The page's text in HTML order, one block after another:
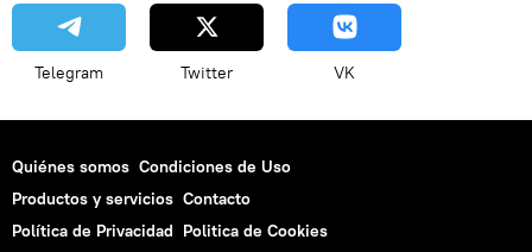
Telegram Twitter VK
Quiénes somos Condiciones de Uso
Productos y servicios Contacto
Política de Privacidad Politica de Cookies